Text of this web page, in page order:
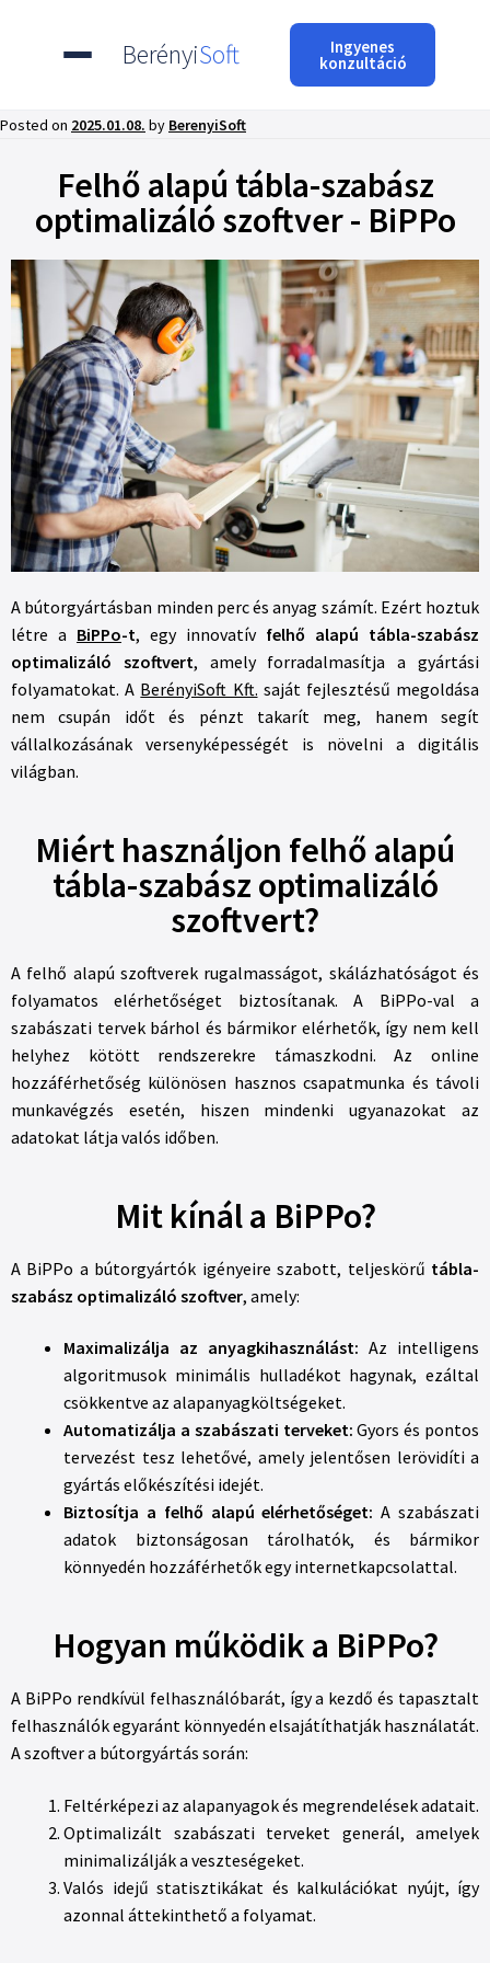
BerényiSoft Ingyenes
konzultáció
Posted on 2025.01.08. by BerenyiSoft
Felhő alapú tábla-szabász
optimalizáló szoftver - BiPPo
A bútorgyártásban minden perc és anyag számít. Ezért hoztuk
létre a BiPPo-t, egy innovatív felhő alapú tábla-szabász
optimalizáló szoftvert, amely forradalmasítja a gyártási
folyamatokat. A BerényiSoft Kft. saját fejlesztésű megoldása
nem csupán időt és pénzt takarít meg, hanem segít
vállalkozásának versenyképességét is növelni a digitális
világban.
Miért használjon felhő alapú
tábla-szabász optimalizáló
szoftvert?
A felhő alapú szoftverek rugalmasságot, skálázhatóságot és
folyamatos elérhetőséget biztosítanak. A BiPPo-val a
szabászati tervek bárhol és bármikor elérhetők, így nem kell
helyhez kötött rendszerekre támaszkodni. Az online
hozzáférhetőség különösen hasznos csapatmunka és távoli
munkavégzés esetén, hiszen mindenki ugyanazokat az
adatokat látja valós időben.
Mit kínál a BiPPo?
A BiPPo a bútorgyártók igényeire szabott, teljeskörű tábla-
szabász optimalizáló szoftver, amely:
Maximalizálja az anyagkihasználást: Az intelligens
algoritmusok minimális hulladékot hagynak, ezáltal
csökkentve az alapanyagköltségeket.
Automatizálja a szabászati terveket: Gyors és pontos
tervezést tesz lehetővé, amely jelentősen lerövidíti a
gyártás előkészítési idejét.
Biztosítja a felhő alapú elérhetőséget: A szabászati
adatok biztonságosan tárolhatók, és bármikor
könnyedén hozzáférhetők egy internetkapcsolattal.
Hogyan működik a BiPPo?
A BiPPo rendkívül felhasználóbarát, így a kezdő és tapasztalt
felhasználók egyaránt könnyedén elsajátíthatják használatát.
A szoftver a bútorgyártás során:
Feltérképezi az alapanyagok és megrendelések adatait.
Optimalizált szabászati terveket generál, amelyek
minimalizálják a veszteségeket.
Valós idejű statisztikákat és kalkulációkat nyújt, így
azonnal áttekinthető a folyamat.